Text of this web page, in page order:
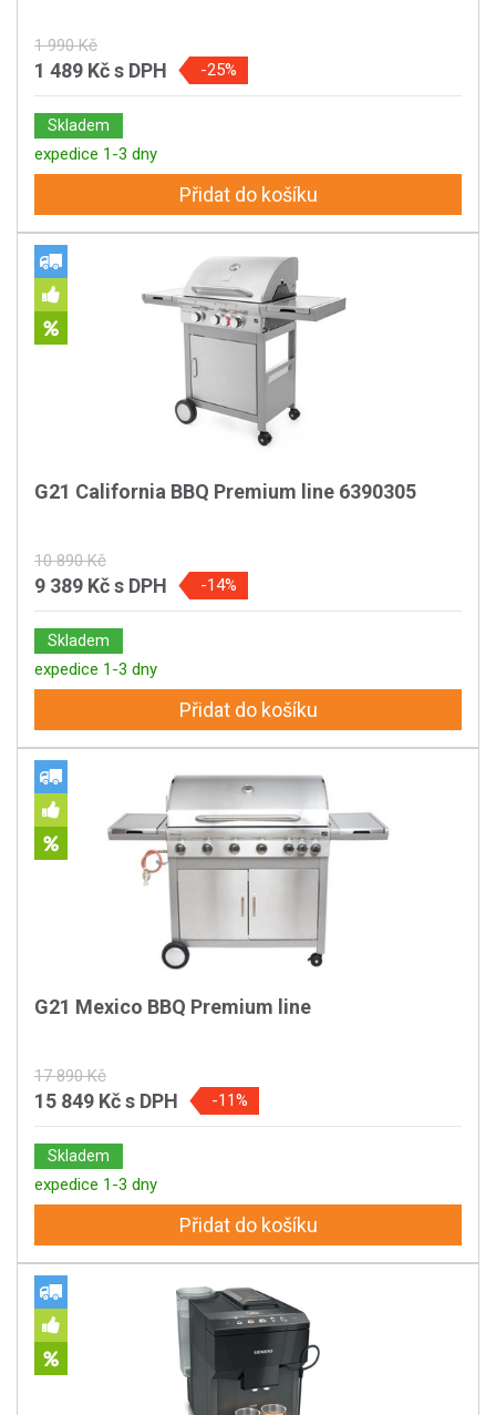
1 990 Kč
1 489 Kčs DPH -25%
Skladem
expedice 1-3 dny
Přidat do košíku
G21 California BBQ Premium line 6390305
10 890 Kč
9 389 Kčs DPH -14%
Skladem
expedice 1-3 dny
Přidat do košíku
G21 Mexico BBQ Premium line
17 890 Kč
15 849 Kčs DPH -11%
Skladem
expedice 1-3 dny
Přidat do košíku